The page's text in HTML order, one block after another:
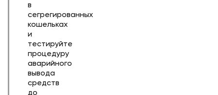
в
сегрегированных
кошельках
и
тестируйте
процедуру
аварийного
вывода
средств
до